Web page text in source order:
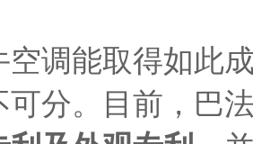
空调能取得如此
可分。目前，巴